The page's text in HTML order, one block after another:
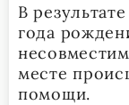
В
года
месте
помощи.